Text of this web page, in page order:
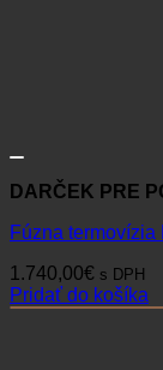
DARČEK PRE
Fúzna
1.740,00€ s DPH
Pridať do košíka